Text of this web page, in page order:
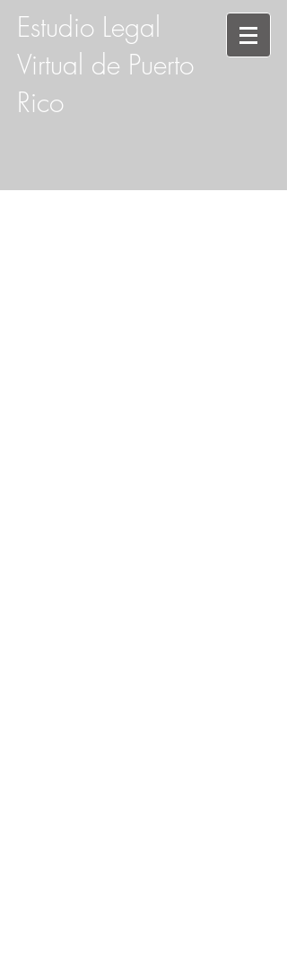
Estudio Legal
Virtual de Puerto
Rico